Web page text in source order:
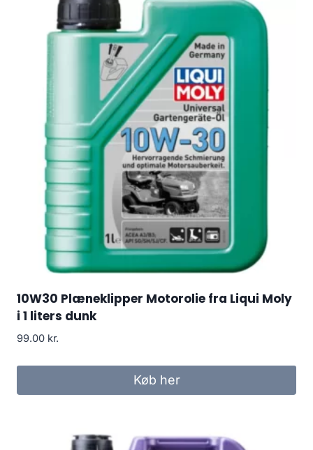
10W30 Plæneklipper Motorolie fra Liqui Moly
i 1 liters dunk
99.00 kr.
Køb her